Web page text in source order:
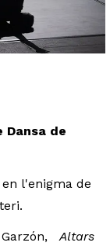
Dansa de
l'enigma de
Altars